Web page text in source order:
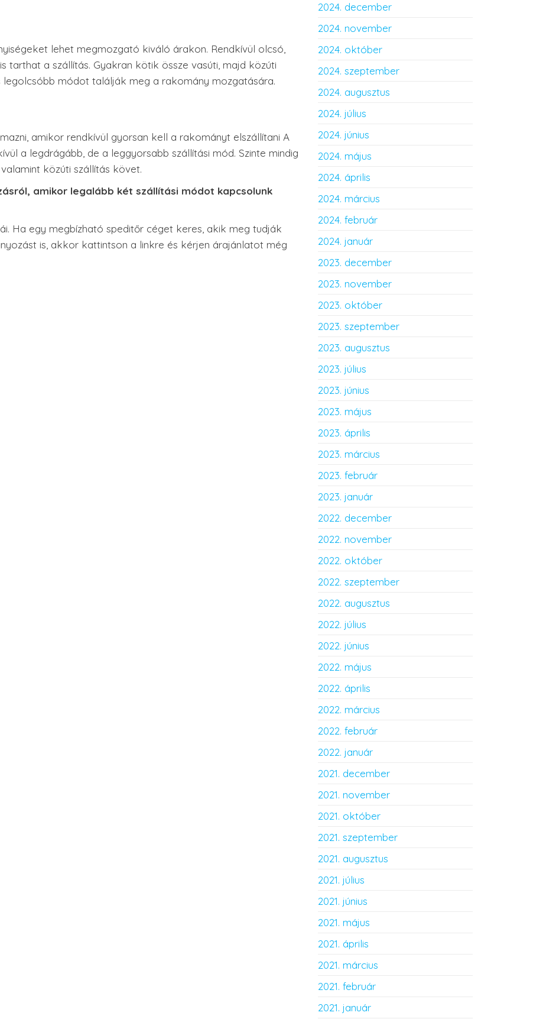
lehet megmozgató kiváló árakon. Rendkívül olcsó,
tarthat a szállítás. Gyakran kötik össze vasúti, majd közúti
legolcsóbb módot találják meg a rakomány mozgatására.
amikor rendkívül gyorsan kell a rakományt elszállítani A
a legdrágább, de a leggyorsabb szállítási mód. Szinte mindig
közúti szállítás követ.
amikor legalább két szállítási módot kapcsolunk
Ha egy megbízható speditőr céget keres, akik meg tudják
is, akkor kattintson a linkre és kérjen árajánlatot még
2024. december
2024. november
2024. október
2024. szeptember
2024. augusztus
2024. július
2024. június
2024. május
2024. április
2024. március
2024. február
2024. január
2023. december
2023. november
2023. október
2023. szeptember
2023. augusztus
2023. július
2023. június
2023. május
2023. április
2023. március
2023. február
2023. január
2022. december
2022. november
2022. október
2022. szeptember
2022. augusztus
2022. július
2022. június
2022. május
2022. április
2022. március
2022. február
2022. január
2021. december
2021. november
2021. október
2021. szeptember
2021. augusztus
2021. július
2021. június
2021. május
2021. április
2021. március
2021. február
2021. január